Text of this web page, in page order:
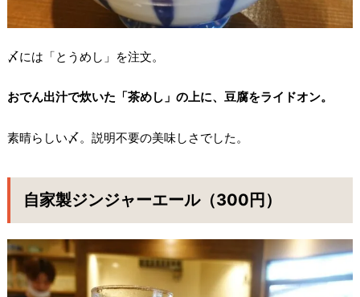
〆には「とうめし」を注文。
おでん出汁で炊いた「茶めし」の上に、豆腐をライドオン。
素晴らしい〆。説明不要の美味しさでした。
自家製ジンジャーエール（300円）